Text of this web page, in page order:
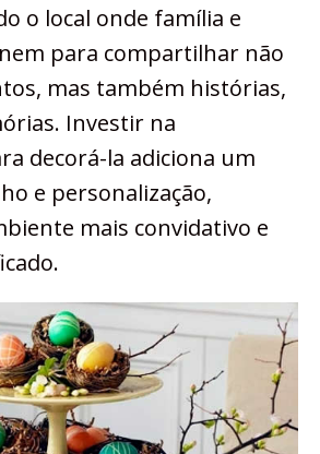
o local onde família e
para compartilhar não
mas também histórias,
Investir na
decorá-la adiciona um
e personalização,
mais convidativo e